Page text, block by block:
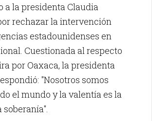
a la presidenta Claudia
rechazar la intervención
estadounidenses en
Cuestionada al respecto
por Oaxaca, la presidenta
"Nosotros somos
el mundo y la valentía es la